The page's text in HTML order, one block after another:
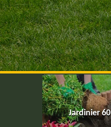
Jardinier 60